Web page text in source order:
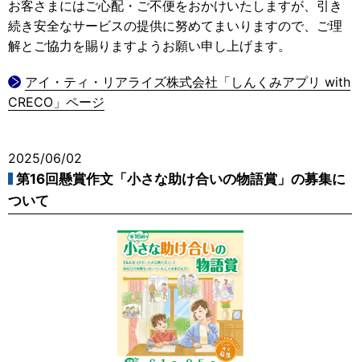
お客さまにはご心配・ご不便をおかけいたしますが、引き
続き安全なサービスの提供に努めてまいりますので、ご理
解とご協力を賜りますようお願い申し上げます。
アイ・ティ・リアライズ株式会社「しんくみアプリ with
CRECO」ページ
2025/06/02
第16回懸賞作文「小さな助け合いの物語賞」の募集に
ついて